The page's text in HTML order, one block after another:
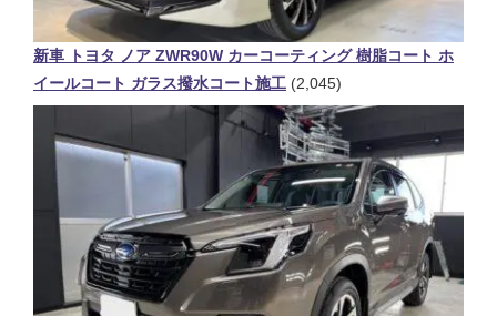
新車 トヨタ ノア ZWR90W カーコーティング 樹脂コート ホ
イールコート ガラス撥水コート施工 (2,045)